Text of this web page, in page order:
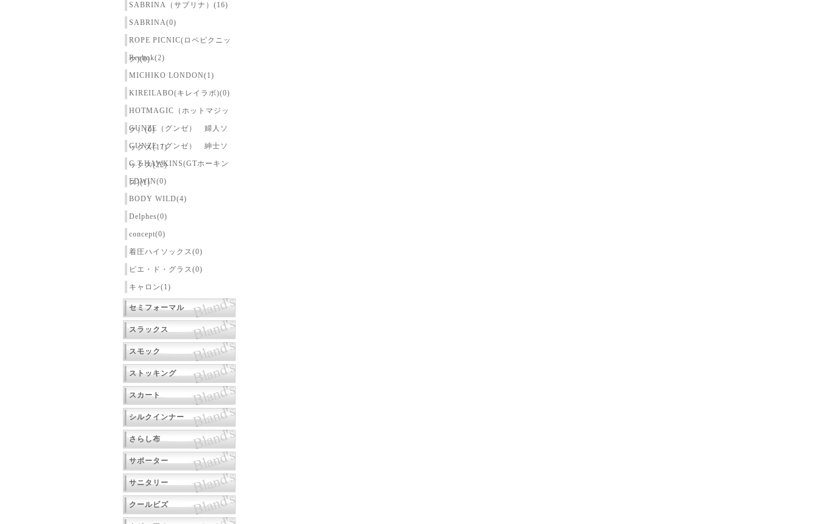
SABRINA（サブリナ）(16)
SABRINA(0)
ROPE PICNIC(ロペピクニッ
ク)(0)
Reebok(2)
MICHIKO LONDON(1)
KIREILABO(キレイラボ)(0)
HOTMAGIC（ホットマジッ
ク）(0)
GUNZE（グンゼ） 婦人ソ
ックス(17)
GUNZE（グンゼ） 紳士ソ
ックス(22)
G.T.HAWKINS(GTホーキン
ス)(1)
EDWIN(0)
BODY WILD(4)
Delphes(0)
concept(0)
着圧ハイソックス(0)
ピエ・ド・グラス(0)
キャロン(1)
セミフォーマル
スラックス
スモック
ストッキング
スカート
シルクインナー
さらし布
サポーター
サニタリー
クールビズ